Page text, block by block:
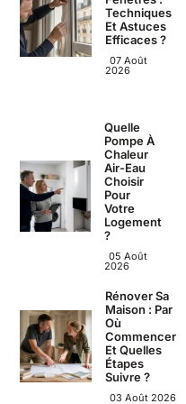
Techniques
Et Astuces
Efficaces ?
07 Août
2026
Quelle
Pompe À
Chaleur
Air-Eau
Choisir
Pour
Votre
Logement
?
05 Août
2026
Rénover Sa
Maison : Par
Où
Commencer
Et Quelles
Étapes
Suivre ?
03 Août 2026